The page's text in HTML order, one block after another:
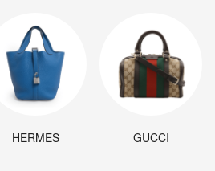
HERMES GUCCI